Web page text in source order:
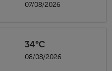
07/08/2026
34°C
08/08/2026